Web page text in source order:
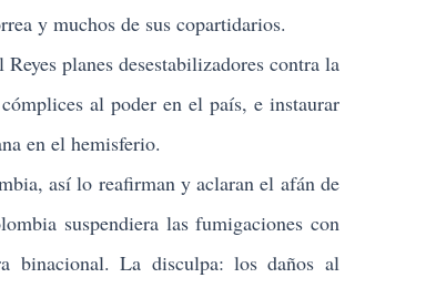
y muchos de sus copartidarios.
planes desestabilizadores contra la
al poder en el país, e instaurar
en el hemisferio.
así lo reafirman y aclaran el afán de
suspendiera las fumigaciones con
binacional. La disculpa: los daños al